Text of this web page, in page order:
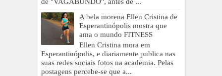
A bela morena Ellen Cristina de
Esperantinópolis mostra que
ama o mundo FITNESS
Ellen Cristina mora em
Esperantinópolis, e diariamente publica nas
suas redes sociais fotos na academia. Pelas
postagens percebe-se que a...